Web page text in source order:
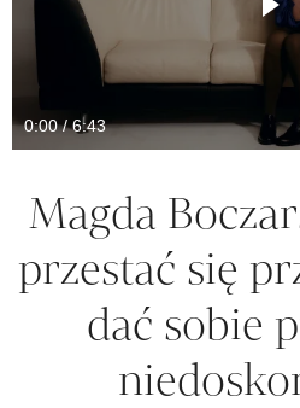
0:00 / 6:43
Magda
przestać się
dać sobie